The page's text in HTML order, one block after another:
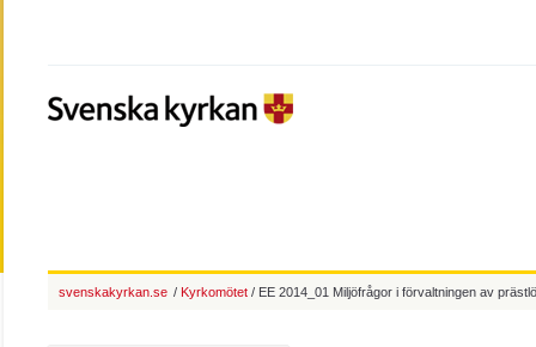
svenskakyrkan.se / Kyrkomötet / EE 2014_01 Miljöfrågor i förvaltningen av